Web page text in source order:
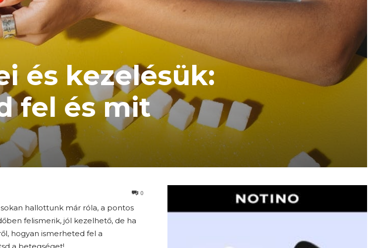
és kezelésük:
fel és mit
0
hallottunk már róla, a pontos
felismerik, jól kezelhető, de ha
hogyan ismerheted fel a